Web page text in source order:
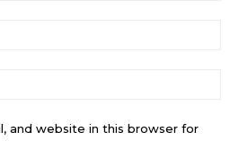
and website in this browser for